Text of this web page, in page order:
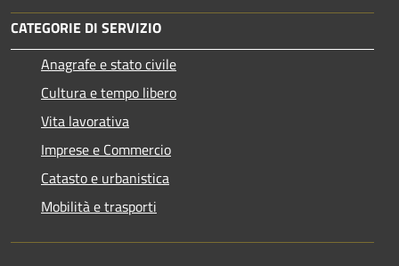
CATEGORIE DI SERVIZIO
Anagrafe e stato civile
Cultura e tempo libero
Vita lavorativa
Imprese e Commercio
Catasto e urbanistica
Mobilità e trasporti